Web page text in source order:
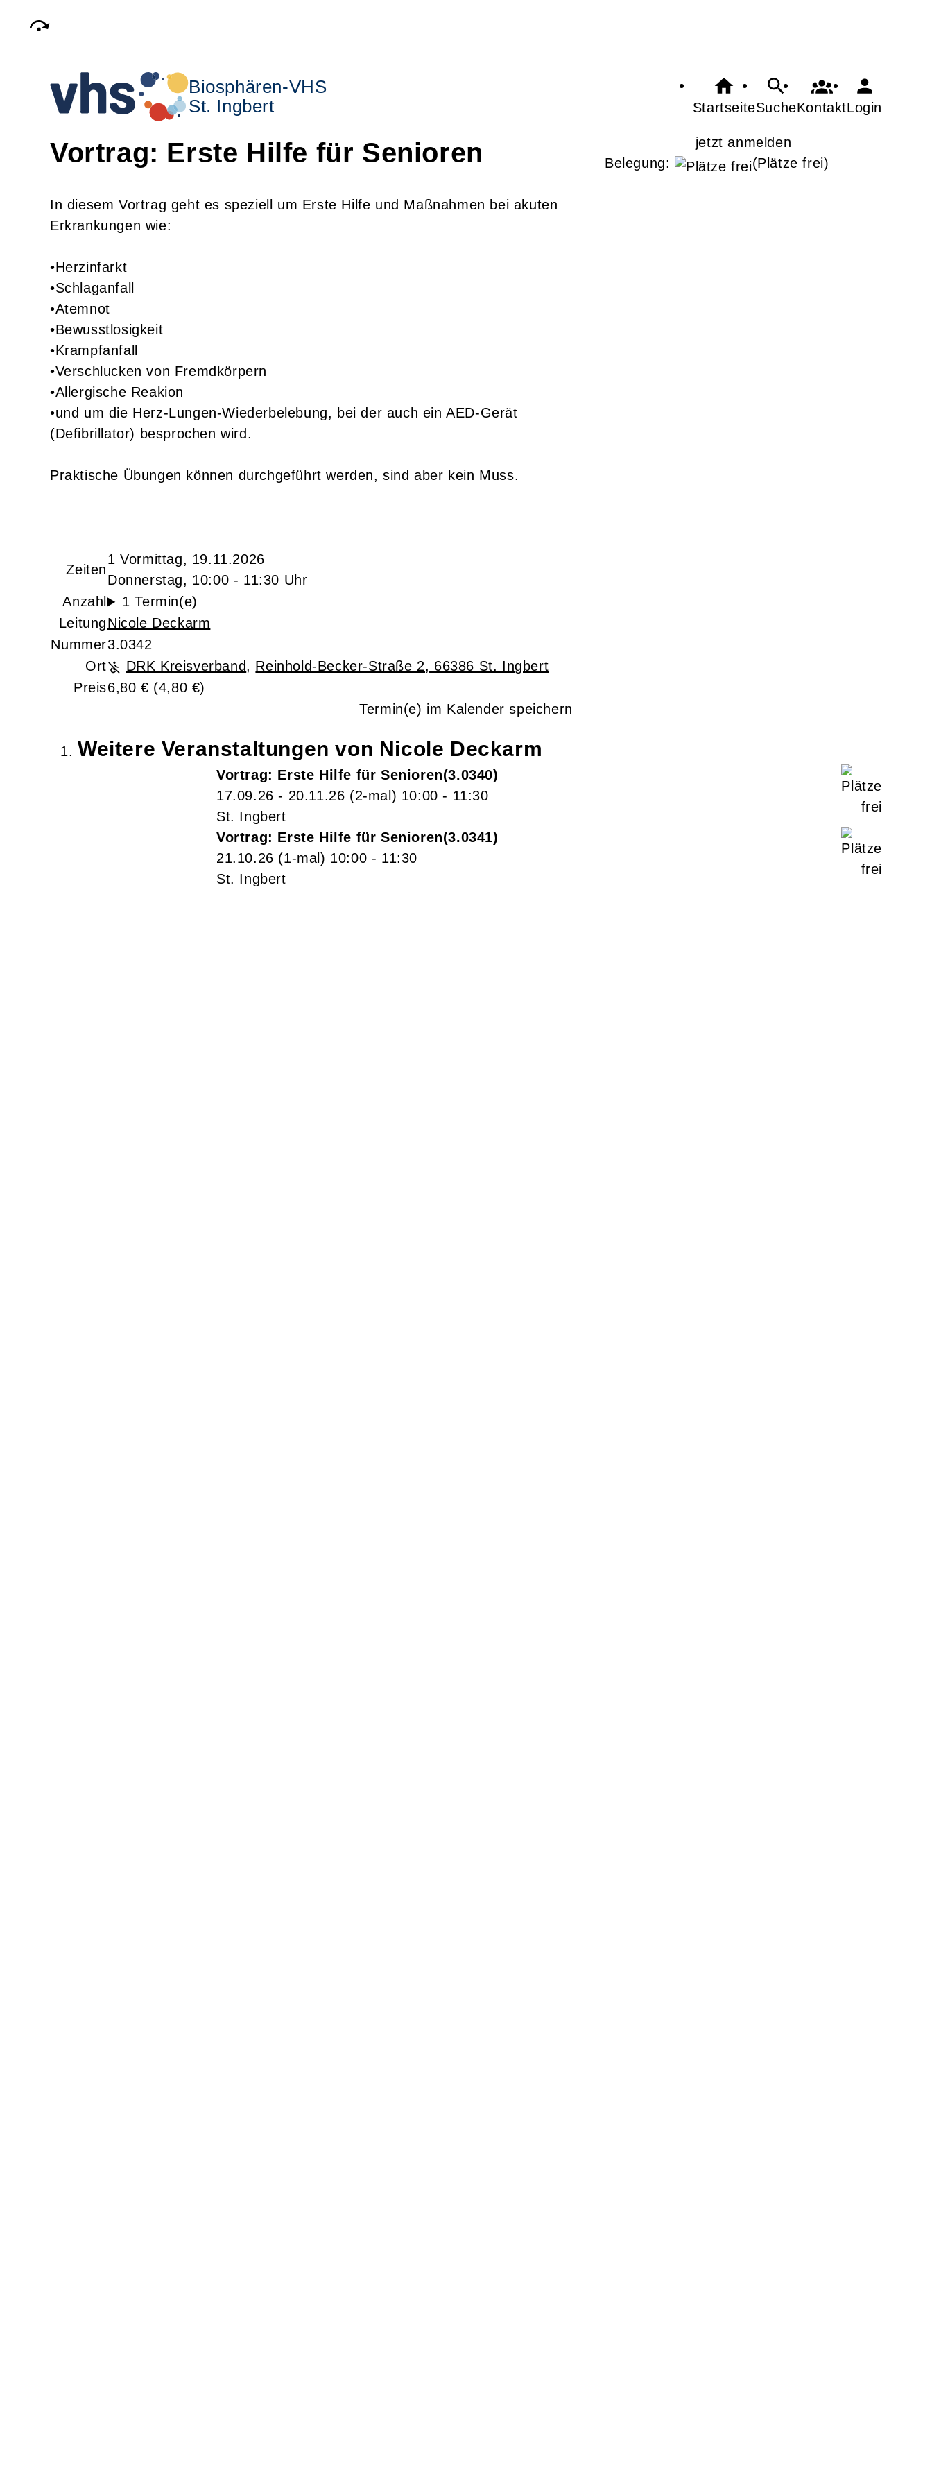
Biosphären-VHS
St. Ingbert
StartseiteSucheKontaktLogin
Vortrag: Erste Hilfe für Senioren
In diesem Vortrag geht es speziell um Erste Hilfe und Maßnahmen bei akuten
Erkrankungen wie:
•Herzinfarkt
•Schlaganfall
•Atemnot
•Bewusstlosigkeit
•Krampfanfall
•Verschlucken von Fremdkörpern
•Allergische Reakion
•und um die Herz-Lungen-Wiederbelebung, bei der auch ein AED-Gerät
(Defibrillator) besprochen wird.
Praktische Übungen können durchgeführt werden, sind aber kein Muss.
Zeiten
1 Vormittag, 19.11.2026
Donnerstag, 10:00 - 11:30 Uhr
Anzahl
1 Termin(e)
LeitungNicole Deckarm
Nummer3.0342
Ort
DRK Kreisverband, Reinhold-Becker-Straße 2, 66386 St. Ingbert
Preis6,80 € (4,80 €)
jetzt anmelden
Belegung:
(Plätze frei)
Termin(e) im Kalender speichern
Weitere Veranstaltungen von Nicole Deckarm
Vortrag: Erste Hilfe für Senioren 3.0340
17.09.26 - 20.11.26 (2-mal) 10:00 - 11:30
St. Ingbert
Vortrag: Erste Hilfe für Senioren 3.0341
21.10.26 (1-mal) 10:00 - 11:30
St. Ingbert